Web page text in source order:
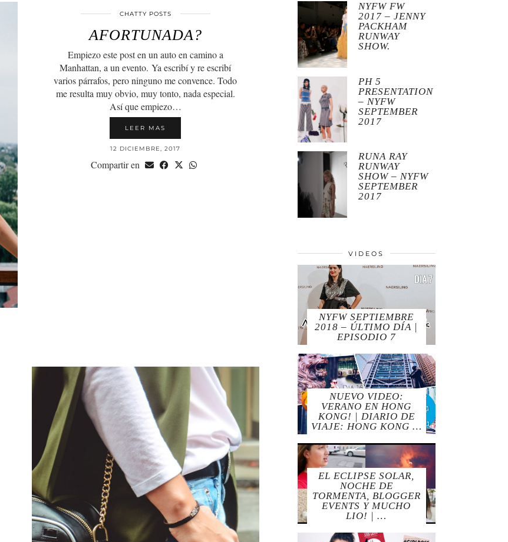
CHATTY POSTS
AFORTUNADA?
Empiezo este post en un auto en camino a
Manhattan, a un evento. Ya escribí y re escribí
varios párrafos, pero ninguno me convence. Todo
me resulta muy obvio, muy tonto, nada especial.
Así que empiezo…
LEER MAS
12 DICIEMBRE, 2017
Compartir en
NYFW FW
2017 – JENNY
PACKHAM
RUNWAY
SHOW.
PH 5
PRESENTATION
– NYFW
SEPTEMBER
2017
RUNA RAY
RUNWAY
SHOW – NYFW
SEPTEMBER
2017
VIDEOS
NYFW SEPTIEMBRE
2018 – ÚLTIMO DÍA |
EPISODIO 7
NUEVO VIDEO:
VERANO EN HONG
KONG! | DIARIO DE
VIAJE: HONG KONG …
EL ECLIPSE SOLAR,
NOCHE DE
TORMENTA, BLOGGER
EVENTS Y MUCHO
LIO! | …